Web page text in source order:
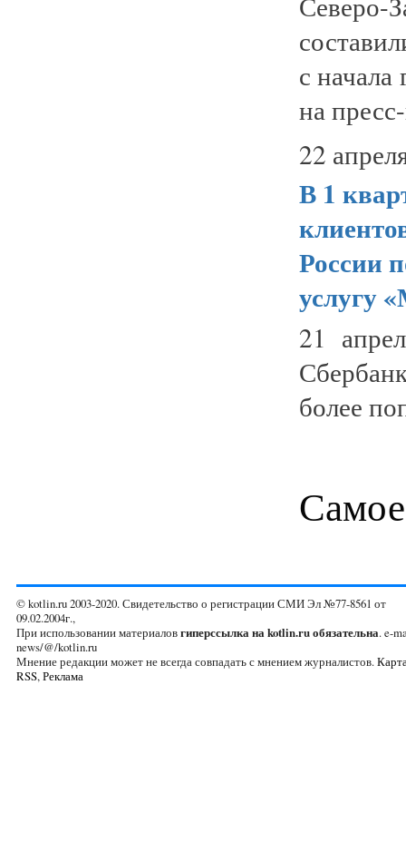
с
на
22
В 1
России
услугу
21
более
© kotlin.ru 2003-2020. Свидетельство о регистрации СМИ Эл №77-8561 от
09.02.2004г.,
При использовании материаловгиперссылка на kotlin.ru обязательна. e-
news/@/kotlin.ru
Мнение редакции может не всегда совпадать с мнением журналистов.
RSS,Реклама